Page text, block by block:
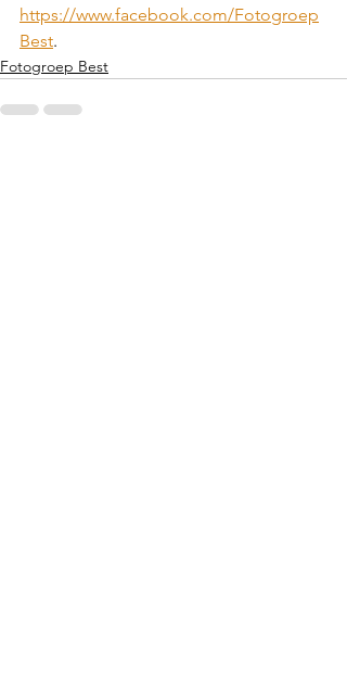
https://www.facebook.com/Fotogroep
Best.
Fotogroep Best